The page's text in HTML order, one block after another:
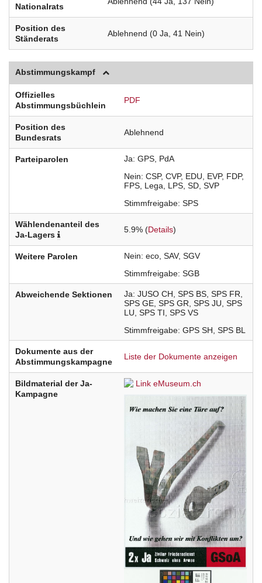
Nationalrats
Position des
Ständerats
Ablehnend (0 Ja, 41 Nein)
Abstimmungskampf
Offizielles
Abstimmungsbüchlein
PDF
Position des
Bundesrats
Ablehnend
Parteiparolen Ja GPS PdA
Nein CSP CVP EDU EVP FDP
FPS Lega LPS SD SVP
Stimmfreigabe SPS
Wählendenanteil des
Ja-Lagers
5.9% (Details)
Weitere Parolen Nein eco SAV SGV
Stimmfreigabe SGB
Abweichende Sektionen Ja JUSO CH SPS BS SPS FR
SPS GE SPS GR SPS JU SPS
LU SPS TI SPS VS
Stimmfreigabe GPS SH SPS BL
Dokumente aus der
Abstimmungskampagne
Liste der Dokumente anzeigen
Bildmaterial der Ja-
Kampagne
Link eMuseum.ch